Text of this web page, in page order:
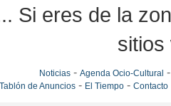
Si eres de la
sitios
Noticias -Agenda Ocio-Cultural
Tablón de Anuncios - El Tiempo -Contacto